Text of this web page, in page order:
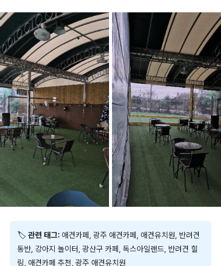
🏷 관련 태그: 애견카페, 광주 애견카페, 애견유치원, 반려견
동반, 강아지 놀이터, 광산구 카페, 독스아일랜드, 반려견 힐
링, 애견카페 추천, 광주 애견유치원